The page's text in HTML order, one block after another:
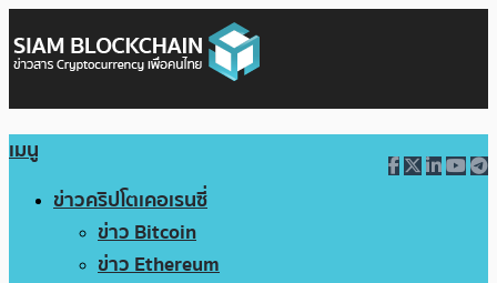
เมนู
ข่าวคริปโตเคอเรนซี่
ข่าว Bitcoin
ข่าว Ethereum